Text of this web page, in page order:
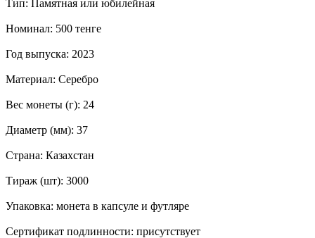
Тип: Памятная или юбилейная
Номинал: 500 тенге
Год выпуска: 2023
Материал: Серебро
Вес монеты (г): 24
Диаметр (мм): 37
Страна: Казахстан
Тираж (шт): 3000
Упаковка: монета в капсуле и футляре
Сертификат подлинности: присутствует